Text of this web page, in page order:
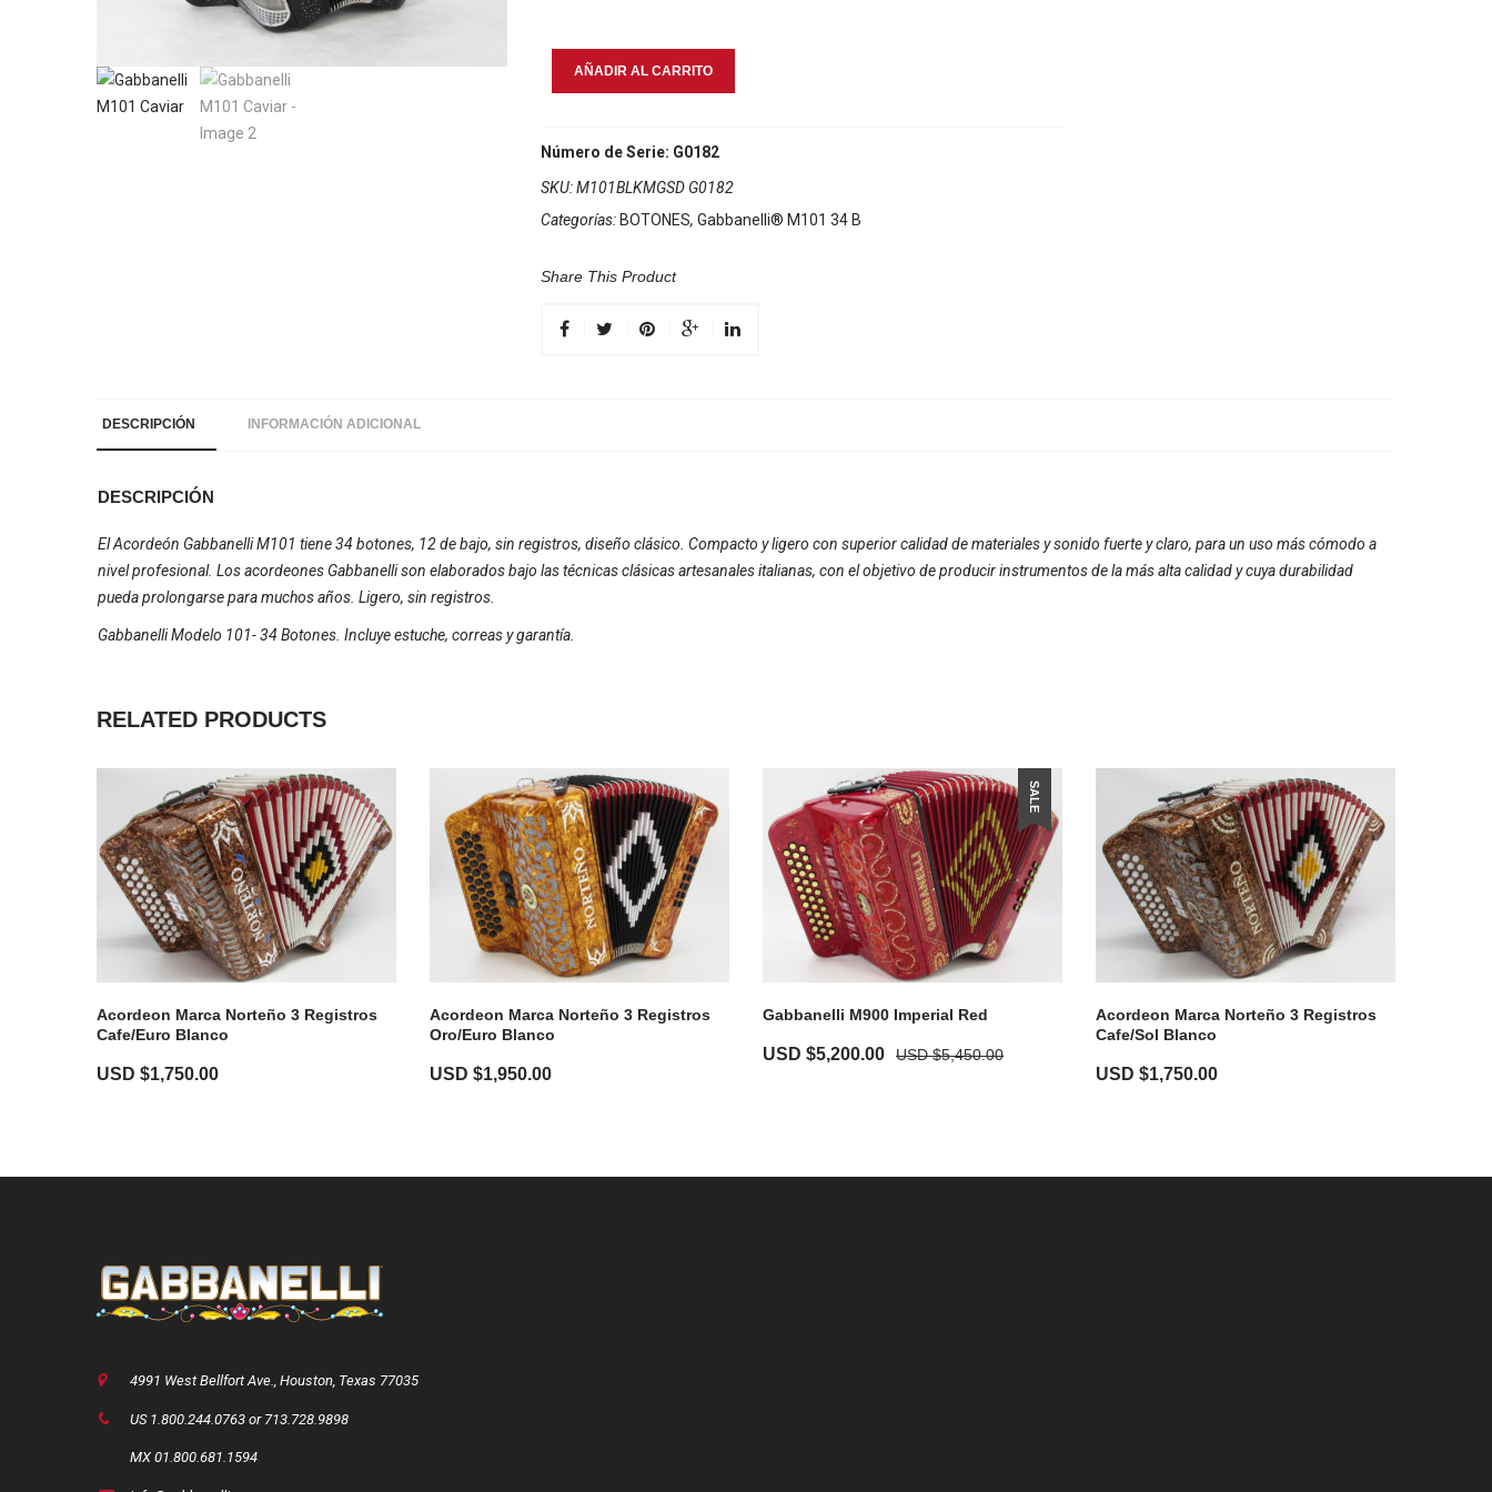
Gabbanelli
AÑADIR AL CARRITO
Número de Serie: G0182
SKU:M101BLKMGSD G0182
Categorías: BOTONES, Gabbanelli® M101 34 B
Share This Product
DESCRIPCIÓN INFORMACIÓN ADICIONAL
DESCRIPCIÓN
El Acordeón Gabbanelli M101 tiene 34 botones, 12 de bajo, sin registros, diseño clásico. Compacto y ligero con superior calidad de materiales y sonido fuerte y claro, para un uso más cómodo a
nivel profesional. Los acordeones Gabbanelli son elaborados bajo las técnicas clásicas artesanales italianas, con el objetivo de producir instrumentos de la más alta calidad y cuya durabilidad
pueda prolongarse para muchos años. Ligero, sin registros.
Gabbanelli Modelo 101- 34 Botones. Incluye estuche, correas y garantía.
RELATED PRODUCTS
Acordeon Marca Norteño 3 Registros
Cafe/Euro Blanco
USD $1,750.00
Acordeon Marca Norteño 3 Registros
Oro/Euro Blanco
USD $1,950.00
SALE
Gabbanelli M900 Imperial Red
USD $5,450.00
USD $5,200.00
Acordeon Marca Norteño 3 Registros
Cafe/Sol Blanco
USD $1,750.00
4991 West Bellfort Ave., Houston, Texas 77035
US 1.800.244.0763 or 713.728.9898
MX 01.800.681.1594